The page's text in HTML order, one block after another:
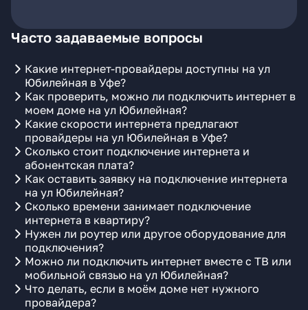
Часто задаваемые вопросы
Какие интернет-провайдеры доступны на ул
Юбилейная в Уфе?
Как проверить, можно ли подключить интернет в
моем доме на ул Юбилейная?
Какие скорости интернета предлагают
провайдеры на ул Юбилейная в Уфе?
Сколько стоит подключение интернета и
абонентская плата?
Как оставить заявку на подключение интернета
на ул Юбилейная?
Сколько времени занимает подключение
интернета в квартиру?
Нужен ли роутер или другое оборудование для
подключения?
Можно ли подключить интернет вместе с ТВ или
мобильной связью на ул Юбилейная?
Что делать, если в моём доме нет нужного
провайдера?